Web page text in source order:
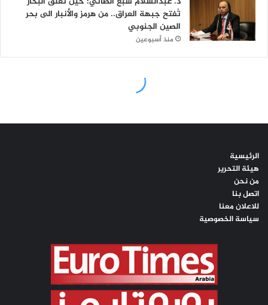
الرئيسية
هيئة التحرير
من نحن
اتصل بنا
للاعلان معنا
سياسة الخصوصية